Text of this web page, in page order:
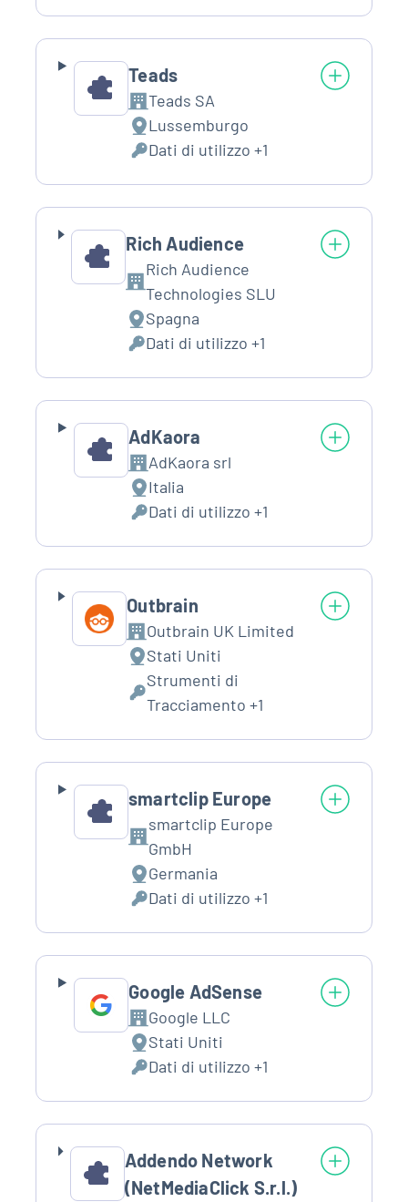
trattamento:
Personali
trattati:
Teads
Azienda:
Teads SA
Luogo
del
trattamento:
Lussemburgo
Dati
Personali
trattati:
Dati di utilizzo +1
Rich Audience
Azienda:
Rich Audience
Technologies SLU
Luogo
del
trattamento:
Spagna
Dati
Personali
trattati:
Dati di utilizzo +1
AdKaora
Azienda:
AdKaora srl
Luogo
del
trattamento:
Italia
Dati
Personali
trattati:
Dati di utilizzo +1
Outbrain
Azienda:
Outbrain UK Limited
Luogo
del
trattamento:
Stati Uniti
Dati
Strumenti di
Tracciamento +1
smartclip Europe
Azienda:
smartclip Europe
GmbH
Luogo
del
trattamento:
Germania
Dati
Personali
trattati:
Dati di utilizzo +1
Google AdSense
Azienda:
Google LLC
Luogo
del
trattamento:
Stati Uniti
Dati
Personali
trattati:
Dati di utilizzo +1
Addendo Network
(NetMediaClick S.r.l.)